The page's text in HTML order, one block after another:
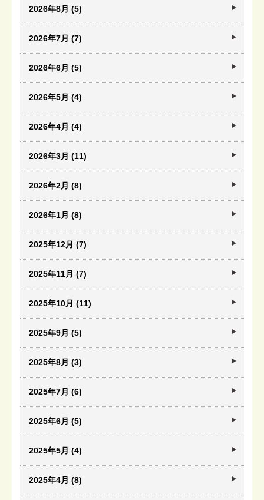
2026年8月 (5)
2026年7月 (7)
2026年6月 (5)
2026年5月 (4)
2026年4月 (4)
2026年3月 (11)
2026年2月 (8)
2026年1月 (8)
2025年12月 (7)
2025年11月 (7)
2025年10月 (11)
2025年9月 (5)
2025年8月 (3)
2025年7月 (6)
2025年6月 (5)
2025年5月 (4)
2025年4月 (8)